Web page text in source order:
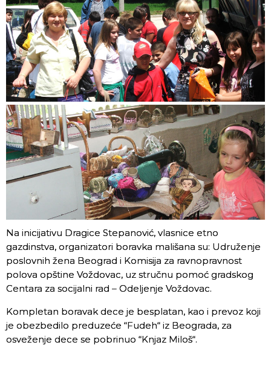
Na inicijativu Dragice Stepanović, vlasnice etno
gazdinstva, organizatori boravka mališana su: Udruženje
poslovnih žena Beograd i Komisija za ravnopravnost
polova opštine Voždovac, uz stručnu pomoć gradskog
Centara za socijalni rad – Odeljenje Voždovac.
Kompletan boravak dece je besplatan, kao i prevoz koji
je obezbedilo preduzeće “Fudeh“ iz Beograda, za
osveženje dece se pobrinuo “Knjaz Miloš“.